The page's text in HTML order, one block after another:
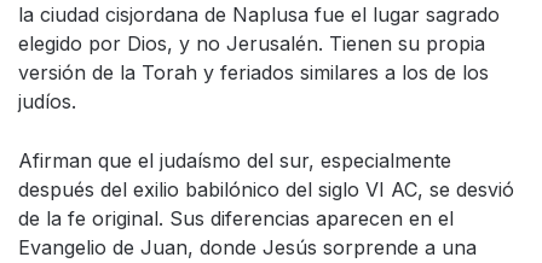
la ciudad cisjordana de Naplusa fue el lugar sagrado
elegido por Dios, y no Jerusalén. Tienen su propia
versión de la Torah y feriados similares a los de los
judíos.
Afirman que el judaísmo del sur, especialmente
después del exilio babilónico del siglo VI AC, se desvió
de la fe original. Sus diferencias aparecen en el
Evangelio de Juan, donde Jesús sorprende a una